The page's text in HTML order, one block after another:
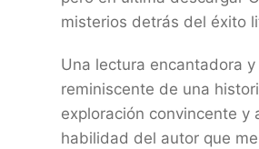
misterios detrás del éxito
Una lectura encantadora
reminiscente de una
exploración convincente y
habilidad del autor que